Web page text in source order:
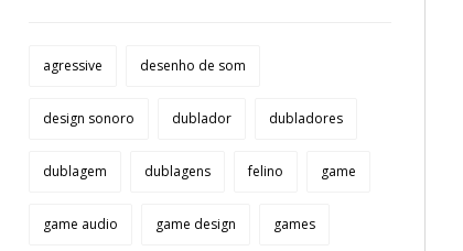
agressive desenho de som
design sonoro dublador dubladores
dublagem dublagens felino game
game audio game design games